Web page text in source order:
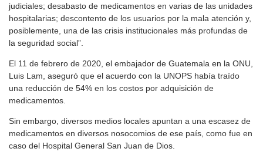
judiciales; desabasto de medicamentos en varias de las unidades
hospitalarias; descontento de los usuarios por la mala atención y,
posiblemente, una de las crisis institucionales más profundas de
la seguridad social”.
El 11 de febrero de 2020, el embajador de Guatemala en la ONU,
Luis Lam, aseguró que el acuerdo con la UNOPS había traído
una reducción de 54% en los costos por adquisición de
medicamentos.
Sin embargo, diversos medios locales apuntan a una escasez de
medicamentos en diversos nosocomios de ese país, como fue en
caso del Hospital General San Juan de Dios.